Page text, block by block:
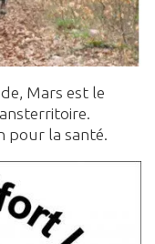
Mars est le
pour la santé.